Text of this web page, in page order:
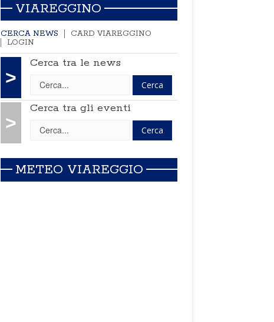
VIAREGGINO
CERCA NEWS
CARD VIAREGGINO
LOGIN
>
Cerca tra le news
>
Cerca tra gli eventi
METEO VIAREGGIO